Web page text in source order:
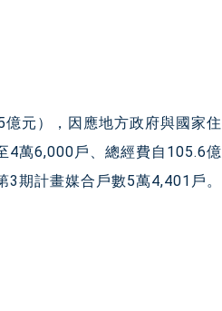
元），因應地方政府與國家住
4萬6,000戶、總經費自105.6億
3期計畫媒合戶數5萬4,401戶。